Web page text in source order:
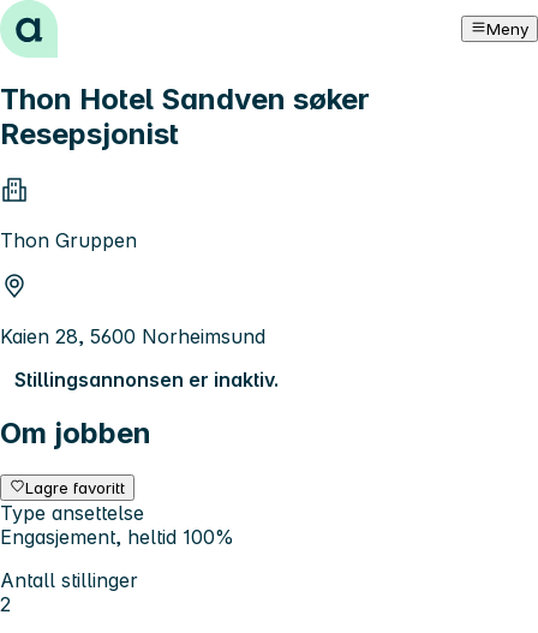
Hopp til innhold Meny
Thon Hotel Sandven søker
Resepsjonist
Thon Gruppen
Kaien 28, 5600 Norheimsund
Stillingsannonsen er inaktiv.
Om jobben
Lagre favoritt
Type ansettelse
Engasjement, heltid 100%
Antall stillinger
2